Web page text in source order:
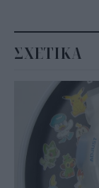
ΣΧΕΤΙΚΑ